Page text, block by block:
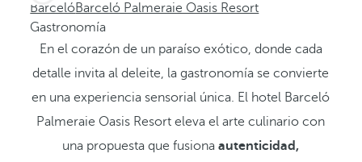
BarcelóBarceló Palmeraie Oasis Resort
Gastronomía
En el corazón de un paraíso exótico, donde cada
detalle invita al deleite, la gastronomía se convierte
en una experiencia sensorial única. El hotel Barceló
Palmeraie Oasis Resort eleva el arte culinario con
una propuesta que fusionaautenticidad,